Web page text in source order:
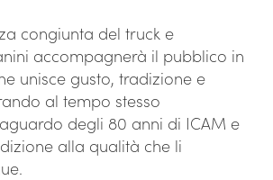
congiunta del truck e
accompagnerà il pubblico in
unisce gusto, tradizione e
al tempo stesso
degli 80 anni di ICAM e
alla qualità che li